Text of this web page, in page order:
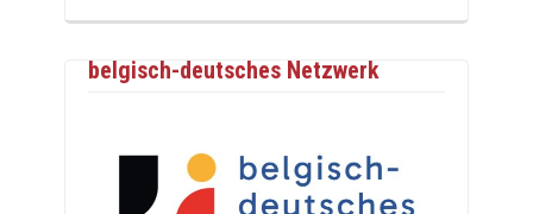
belgisch-deutsches Netzwerk